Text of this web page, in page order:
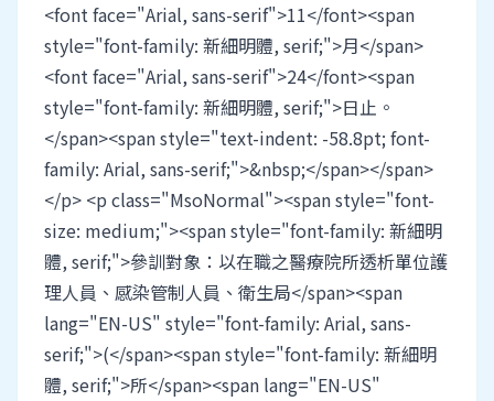
<font face="Arial, sans-serif">11</font><span
style="font-family: 新細明體, serif;">月</span>
<font face="Arial, sans-serif">24</font><span
style="font-family: 新細明體, serif;">日止。
</span><span style="text-indent: -58.8pt; font-
family: Arial, sans-serif;">&nbsp;</span></span>
</p> <p class="MsoNormal"><span style="font-
size: medium;"><span style="font-family: 新細明
體, serif;">參訓對象：以在職之醫療院所透析單位護
理人員、感染管制人員、衛生局</span><span
lang="EN-US" style="font-family: Arial, sans-
serif;">(</span><span style="font-family: 新細明
體, serif;">所</span><span lang="EN-US"